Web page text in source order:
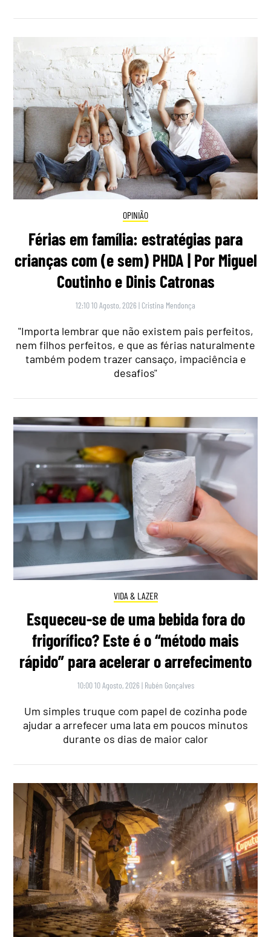
OPINIÃO
Férias em família: estratégias para
crianças com (e sem) PHDA | Por Miguel
Coutinho e Dinis Catronas
12:10 10 Agosto, 2026 | Cristina Mendonça
"Importa lembrar que não existem pais perfeitos,
nem filhos perfeitos, e que as férias naturalmente
também podem trazer cansaço, impaciência e
desafios"
VIDA & LAZER
Esqueceu-se de uma bebida fora do
frigorífico? Este é o “método mais
rápido” para acelerar o arrefecimento
10:00 10 Agosto, 2026 | Rubén Gonçalves
Um simples truque com papel de cozinha pode
ajudar a arrefecer uma lata em poucos minutos
durante os dias de maior calor